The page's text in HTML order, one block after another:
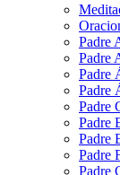
Padre
Padre
Padre
Padre
Padre
Padre
Padre
Padre
Padre